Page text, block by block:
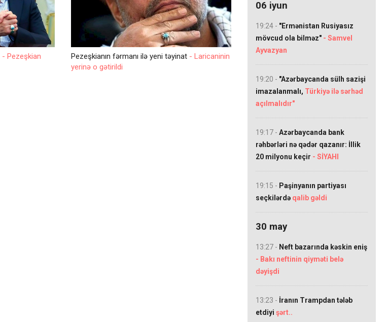
- Pezeşkian Pezeşkianın fərmanı ilə yeni təyinat - Laricaninin
yerinə o gətirildi
06 iyun
19:24 - "Ermənistan Rusiyasız
mövcud ola bilməz" - Samvel
Ayvazyan
19:20 - "Azərbaycanda sülh sazişi
imazalanmalı, Türkiyə ilə sərhəd
açılmalıdır"
19:17 - Azərbaycanda bank
rəhbərləri nə qədər qazanır: İllik
20 milyonu keçir - SİYAHI
19:15 - Paşinyanın partiyası
seçkilərdə qalib gəldi
30 may
13:27 - Neft bazarında kəskin eniş
- Bakı neftinin qiyməti belə
dəyişdi
13:23 - İranın Trampdan tələb
etdiyi şərt..